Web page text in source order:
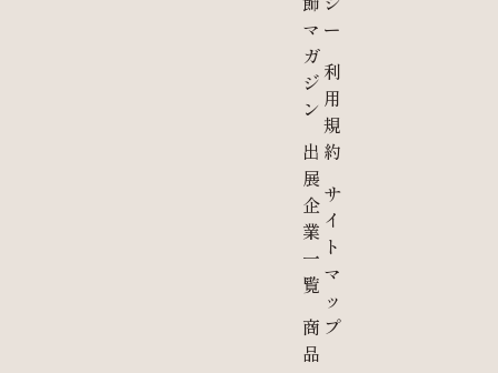
マ
ガ
ジ
ン
出
展
企
業
一
覧
商
品
ー
利
用
規
約
サ
イ
ト
マ
ッ
プ